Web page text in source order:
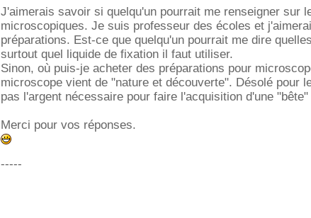
J'aimerais savoir si quelqu'un pourrait me renseigner sur
microscopiques. Je suis professeur des écoles et
préparations. Est-ce que quelqu'un pourrait me dire
surtout quel liquide de fixation il faut utiliser.
Sinon, où puis-je acheter des préparations pour
microscope vient de "nature et découverte". Désolé pour
pas l'argent nécessaire pour faire l'acquisition d'une
Merci pour vos réponses.
-----